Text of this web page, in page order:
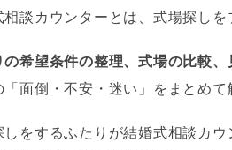
相談カウンターとは、式場探し
の希望条件の整理、式場の比較
「面倒・不安・迷い」をまとめて
しをするふたりが結婚式相談カ